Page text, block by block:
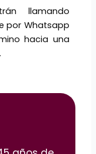
llamando
por Whatsapp
hacia una